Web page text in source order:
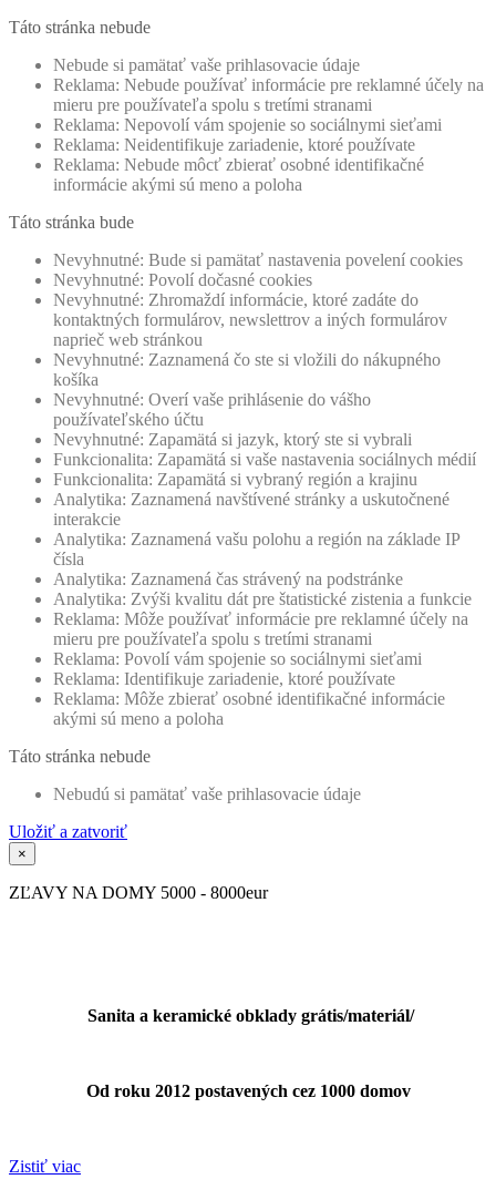
Táto stránka nebude
Nebude si pamätať vaše prihlasovacie údaje
Reklama: Nebude používať informácie pre reklamné účely na
mieru pre používateľa spolu s tretími stranami
Reklama: Nepovolí vám spojenie so sociálnymi sieťami
Reklama: Neidentifikuje zariadenie, ktoré používate
Reklama: Nebude môcť zbierať osobné identifikačné
informácie akými sú meno a poloha
Táto stránka bude
Nevyhnutné: Bude si pamätať nastavenia povelení cookies
Nevyhnutné: Povolí dočasné cookies
Nevyhnutné: Zhromaždí informácie, ktoré zadáte do
kontaktných formulárov, newslettrov a iných formulárov
naprieč web stránkou
Nevyhnutné: Zaznamená čo ste si vložili do nákupného
košíka
Nevyhnutné: Overí vaše prihlásenie do vášho
používateľského účtu
Nevyhnutné: Zapamätá si jazyk, ktorý ste si vybrali
Funkcionalita: Zapamätá si vaše nastavenia sociálnych médií
Funkcionalita: Zapamätá si vybraný región a krajinu
Analytika: Zaznamená navštívené stránky a uskutočnené
interakcie
Analytika: Zaznamená vašu polohu a región na základe IP
čísla
Analytika: Zaznamená čas strávený na podstránke
Analytika: Zvýši kvalitu dát pre štatistické zistenia a funkcie
Reklama: Môže používať informácie pre reklamné účely na
mieru pre používateľa spolu s tretími stranami
Reklama: Povolí vám spojenie so sociálnymi sieťami
Reklama: Identifikuje zariadenie, ktoré používate
Reklama: Môže zbierať osobné identifikačné informácie
akými sú meno a poloha
Táto stránka nebude
Nebudú si pamätať vaše prihlasovacie údaje
Uložiť a zatvoriť
×
ZĽAVY NA DOMY 5000 - 8000eur
Sanita a keramické obklady grátis/materiál/
Od roku 2012 postavených cez 1000 domov
Zistiť viac